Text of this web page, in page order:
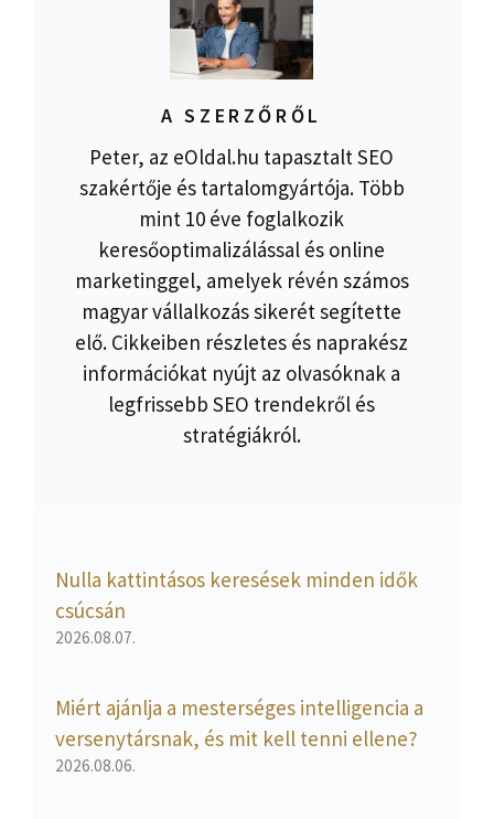
A SZERZŐRŐL
Peter, az eOldal.hu tapasztalt SEO
szakértője és tartalomgyártója. Több
mint 10 éve foglalkozik
keresőoptimalizálással és online
marketinggel, amelyek révén számos
magyar vállalkozás sikerét segítette
elő. Cikkeiben részletes és naprakész
információkat nyújt az olvasóknak a
legfrissebb SEO trendekről és
stratégiákról.
Nulla kattintásos keresések minden idők
csúcsán
2026.08.07.
Miért ajánlja a mesterséges intelligencia a
versenytársnak, és mit kell tenni ellene?
2026.08.06.